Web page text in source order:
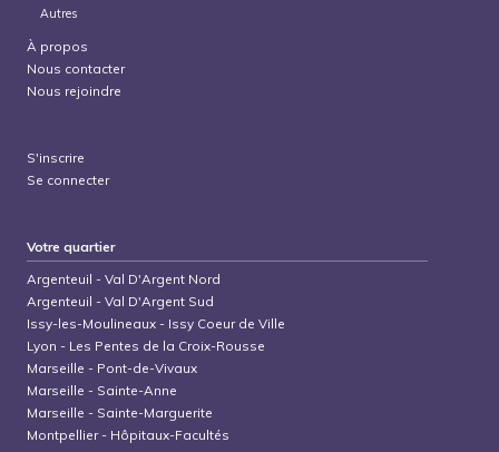
Autres
À propos
Nous contacter
Nous rejoindre
S'inscrire
Se connecter
Votre quartier
Argenteuil -Val D'Argent Nord
Argenteuil -Val D'Argent Sud
Issy-les-Moulineaux - Issy Coeur de Ville
Lyon - Les Pentes de la Croix-Rousse
Marseille - Pont-de-Vivaux
Marseille - Sainte-Anne
Marseille - Sainte-Marguerite
Montpellier- Hôpitaux-Facultés